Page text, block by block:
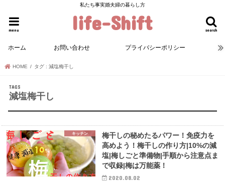
私たち事実婚夫婦の暮らし方
life-Shift search
menu
ホーム お問い合わせ プライバシーポリシー
HOME タグ : 減塩梅干し
減塩梅干し
キッチン
梅干しの秘めたるパワー！免疫力を
高めよう！梅干しの作り方|10%の減
塩|梅しごと準備物|手順から注意点ま
で収録|梅は万能薬！
2020.08.02